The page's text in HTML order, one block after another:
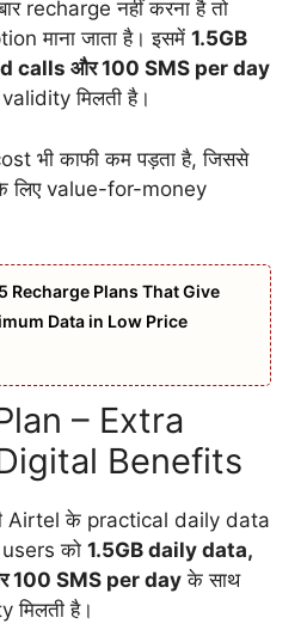
recharge नहीं करना है तो
माना जाता है। इसमें 1.5GB
calls और 100 SMS per day
मिलती है।
भी काफी कम पड़ता है, जिससे
लिए value-for-money
Recharge Plans That Give
Data in Low Price
– Extra
Benefits
Airtel के practical daily data
को 1.5GB daily data,
SMS per day के साथ
है।